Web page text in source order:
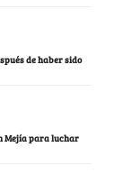
de haber sido
Mejía para luchar